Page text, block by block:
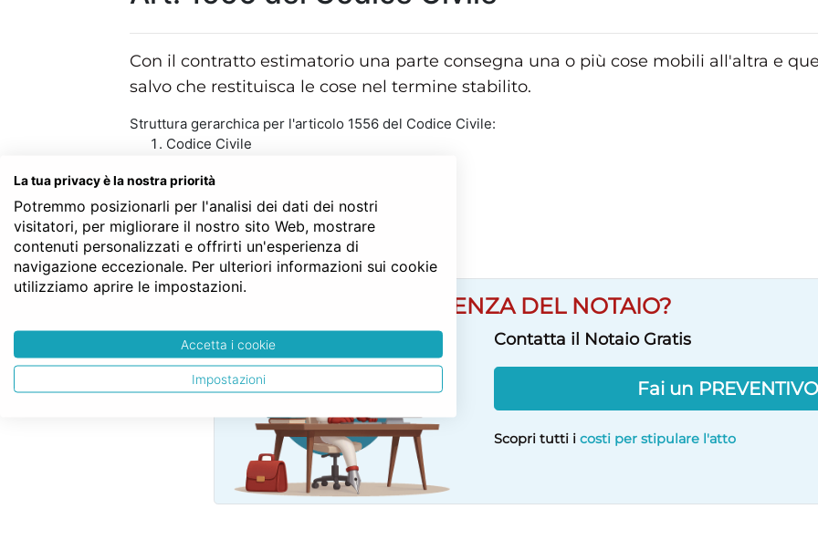
Con il contratto estimatorio una parte consegna una o più cose mobili all'altra e
salvo che restituisca le cose nel termine stabilito.
Struttura gerarchica per l'articolo 1556 del Codice Civile:
Codice Civile
TITOLO III - Dei singoli contratti
Capo IV - Del contratto estimatorio
Art. 1556
SERVE LA CONSULENZA DEL NOTAIO?
Contatta il Notaio Gratis
Fai un
Scopri tutti icosti per stipulare l'atto
La tua privacy è la nostra priorità
Potremmo posizionarli per l'analisi dei dati dei nostri
visitatori, per migliorare il nostro sito Web, mostrare
contenuti personalizzati e offrirti un'esperienza di
navigazione eccezionale. Per ulteriori informazioni sui cookie
utilizziamo aprire le impostazioni.
Accetta i cookie
Impostazioni